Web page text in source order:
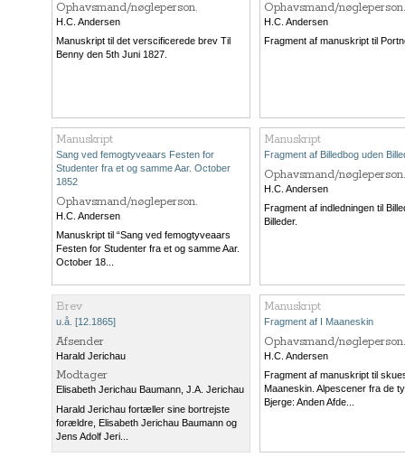
Ophavsmand/nøgleperson.
H.C. Andersen
Manuskript til det verscificerede brev Til
Benny den 5th Juni 1827.
Ophavsmand/nøgleperson.
H.C. Andersen
Fragment af manuskript til
Manuskript
Sang ved femogtyveaars Festen for
Studenter fra et og samme Aar. October
1852
Ophavsmand/nøgleperson.
H.C. Andersen
Manuskript til “Sang ved femogtyveaars
Festen for Studenter fra et og samme Aar.
October 18...
Manuskript
Fragment af Billedbog uden
Ophavsmand/nøgleperson.
H.C. Andersen
Fragment af indledningen til
Billeder.
Brev
u.å. [12.1865]
Afsender
Harald Jerichau
Modtager
Elisabeth Jerichau Baumann J.A. Jerichau
Harald Jerichau fortæller sine bortrejste
forældre, Elisabeth Jerichau Baumann og
Jens Adolf Jeri...
Manuskript
Fragment af I Maaneskin
Ophavsmand/nøgleperson.
H.C. Andersen
Fragment af manuskript til
Maaneskin. Alpescener fra de
Bjerge: Anden Afde...